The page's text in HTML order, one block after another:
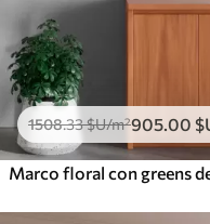
1508.33$U/m²905 .00
Marco floral con greens